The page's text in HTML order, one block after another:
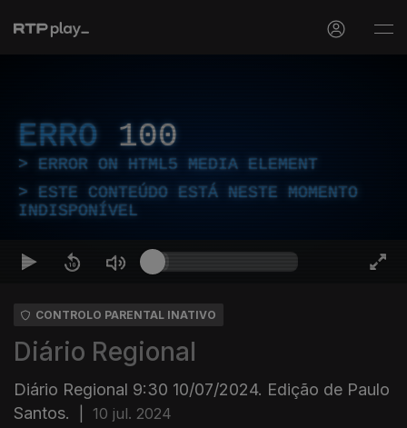
ERRO 100
ERROR ON HTML5 MEDIA ELEMENT
ESTE CONTEÚDO ESTÁ NESTE MOMENTO
INDISPONÍVEL
CONTROLO PARENTAL INATIVO
Diário Regional
Diário Regional 9:30 10/07/2024. Edição de Paulo
Santos.
10 jul. 2024